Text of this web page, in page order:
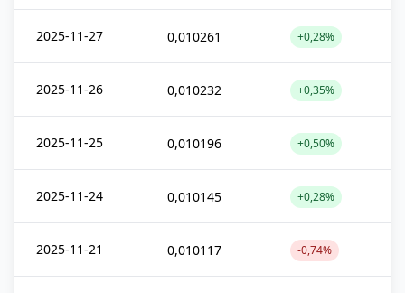
2025-11-27 0,010261 +0,28%
2025-11-26 0,010232 +0,35%
2025-11-25 0,010196 +0,50%
2025-11-24 0,010145 +0,28%
2025-11-21 0,010117 -0,74%